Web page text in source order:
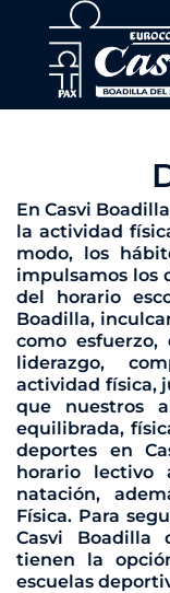
contenido
En Casvi
la actividad
modo, los
impulsamos los
del horario
Boadilla,
como
liderazgo,
actividad física,
que nuestros
equilibrada,
deportes en
horario lectivo
natación,
Física. Para
Casvi Boadilla
tienen la
escuelas